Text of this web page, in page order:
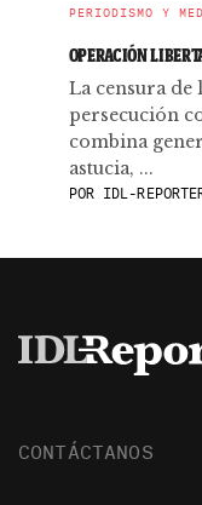
PERIODISMO Y
OPERACIÓN
La censura
persecución
combina
astucia, ...
POR IDL-
CONTÁCTANOS